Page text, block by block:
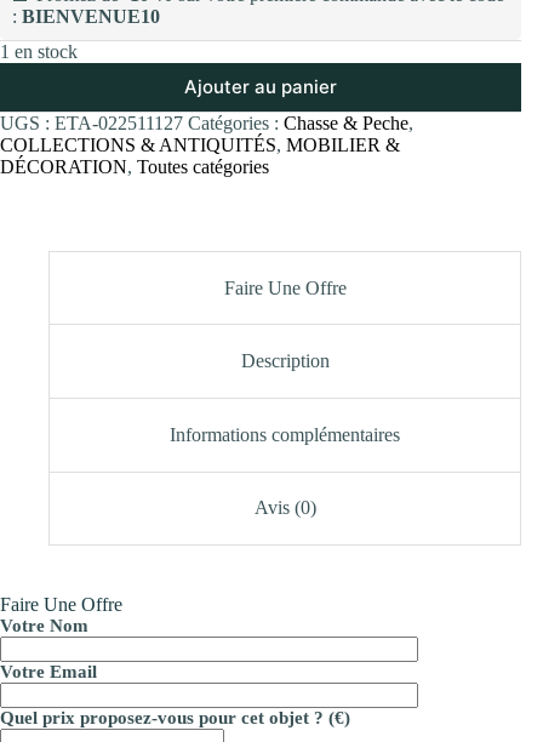
: BIENVENUE10
1 en stock
Ajouter au panier
UGS : ETA-022511127 Catégories : Chasse & Peche,
COLLECTIONS & ANTIQUITÉS, MOBILIER &
DÉCORATION, Toutes catégories
Faire Une Offre
Description
Informations complémentaires
Avis (0)
Faire Une Offre
Votre Nom
Votre Email
Quel prix proposez-vous pour cet objet ? (€)